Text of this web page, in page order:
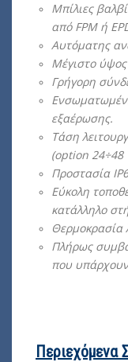
Μπίλιες
από FPM ή
Aυτόματης
Μέγιστο
Γρήγορη
εξαέρωσης.
Τάση
(option 24÷48
Προστασία
Εύκολη
κατάλληλο
Θερμοκρασία
Πλήρως
που υπάρχουν
Περιεχόμενα